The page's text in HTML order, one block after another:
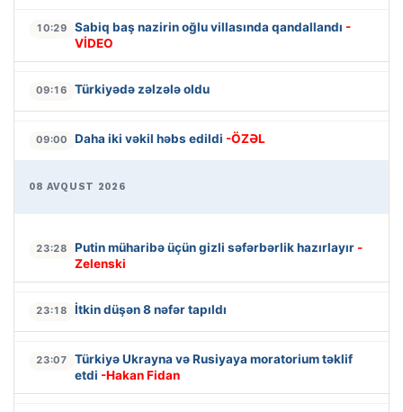
10:29 Sabiq baş nazirin oğlu villasında qandallandı -
VİDEO
09:16 Türkiyədə zəlzələ oldu
09:00 Daha iki vəkil həbs edildi -ÖZƏL
08 AVQUST 2026
23:28 Putin müharibə üçün gizli səfərbərlik hazırlayır -
Zelenski
23:18 İtkin düşən 8 nəfər tapıldı
23:07
Türkiyə Ukrayna və Rusiyaya moratorium təklif
etdi -Hakan Fidan